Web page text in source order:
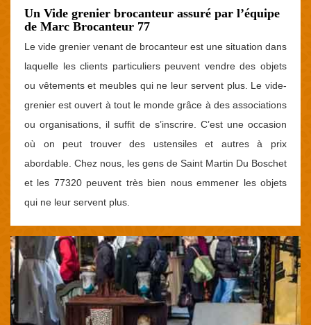
Un Vide grenier brocanteur assuré par l’équipe
de Marc Brocanteur 77
Le vide grenier venant de brocanteur est une situation dans
laquelle les clients particuliers peuvent vendre des objets
ou vêtements et meubles qui ne leur servent plus. Le vide-
grenier est ouvert à tout le monde grâce à des associations
ou organisations, il suffit de s’inscrire. C’est une occasion
où on peut trouver des ustensiles et autres à prix
abordable. Chez nous, les gens de Saint Martin Du Boschet
et les 77320 peuvent très bien nous emmener les objets
qui ne leur servent plus.